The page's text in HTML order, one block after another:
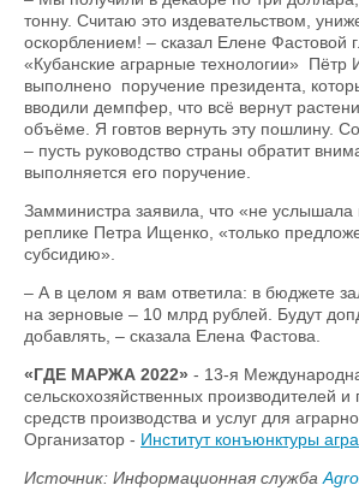
тонну. Считаю это издевательством,
оскорблением! – сказал Елене Фастовой
«Кубанские аграрные технологии»
выполнено поручение президента,
вводили демпфер, что всё вернут
объёме. Я говтов вернуть эту пошлину.
– пусть руководство страны обратит
выполняется его поручение.
Замминистра заявила, что «не услышала
реплике Петра Ищенко, «только
субсидию».
– А в целом я вам ответила: в бюджете
на зерновые – 10 млрд рублей. Будут
добавлять, – сказала Елена Фастова.
«ГДЕ МАРЖА 2022» - 13-я
сельскохозяйственных производителей и
средств производства и услуг для
Организатор - Институт конъюнктуры
Источник: Информационная служба